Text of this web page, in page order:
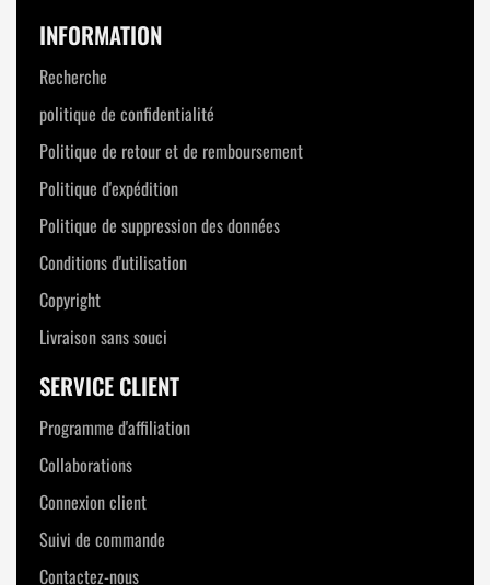
INFORMATION
Recherche
politique de confidentialité
Politique de retour et de remboursement
Politique d'expédition
Politique de suppression des données
Conditions d'utilisation
Copyright
Livraison sans souci
SERVICE CLIENT
Programme d'affiliation
Collaborations
Connexion client
Suivi de commande
Contactez-nous